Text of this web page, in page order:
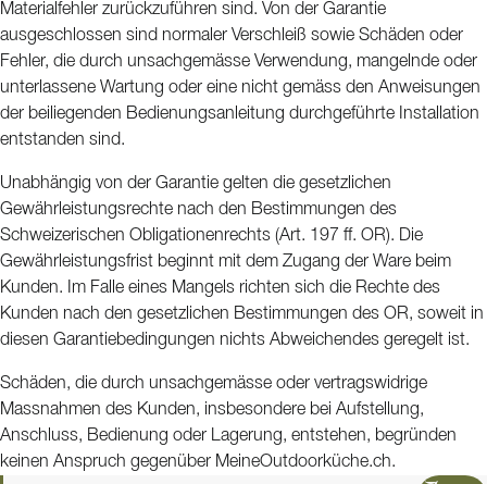
Materialfehler zurückzuführen sind. Von der Garantie
ausgeschlossen sind normaler Verschleiß sowie Schäden oder
Fehler, die durch unsachgemässe Verwendung, mangelnde oder
unterlassene Wartung oder eine nicht gemäss den Anweisungen
der beiliegenden Bedienungsanleitung durchgeführte Installation
entstanden sind.
Unabhängig von der Garantie gelten die gesetzlichen
Gewährleistungsrechte nach den Bestimmungen des
Schweizerischen Obligationenrechts (Art. 197 ff. OR). Die
Gewährleistungsfrist beginnt mit dem Zugang der Ware beim
Kunden. Im Falle eines Mangels richten sich die Rechte des
Kunden nach den gesetzlichen Bestimmungen des OR, soweit in
diesen Garantiebedingungen nichts Abweichendes geregelt ist.
Schäden, die durch unsachgemässe oder vertragswidrige
Massnahmen des Kunden, insbesondere bei Aufstellung,
Anschluss, Bedienung oder Lagerung, entstehen, begründen
keinen Anspruch gegenüber MeineOutdoorküche.ch.